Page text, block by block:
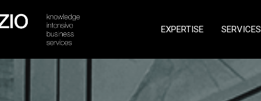
EXPERTISE SERVICES